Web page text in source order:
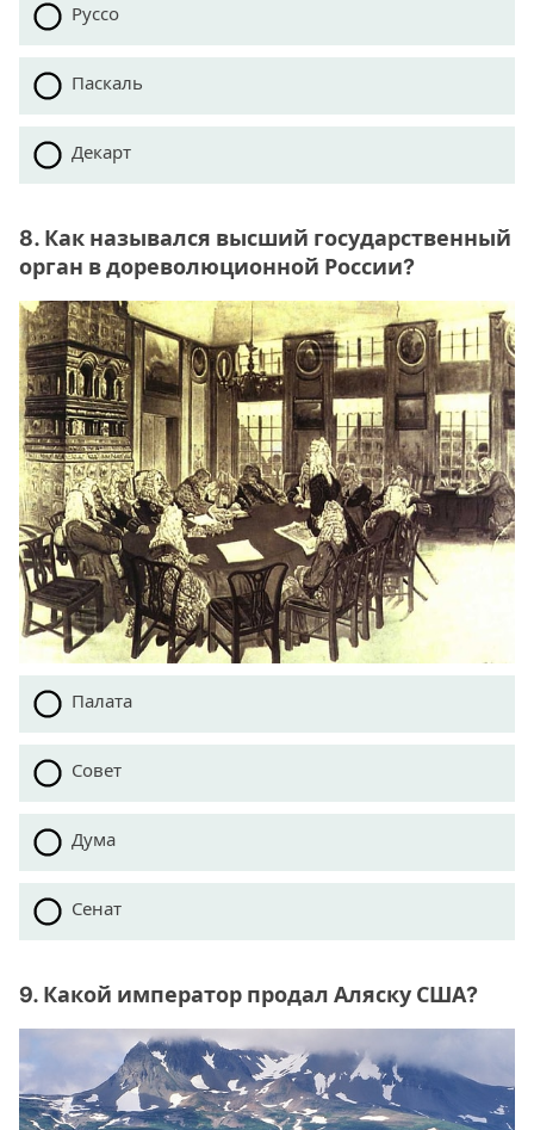
Руссо
Паскаль
Декарт
8. Как назывался высший государственный
орган в дореволюционной России?
Палата
Совет
Дума
Сенат
9. Какой император продал Аляску США?